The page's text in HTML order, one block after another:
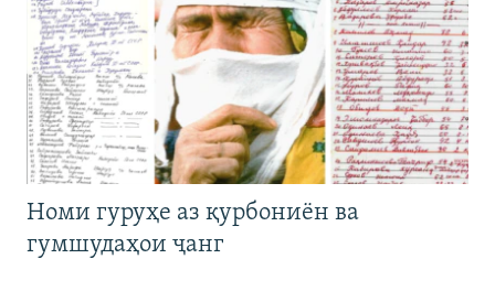
Номи гуруҳе аз қурбониён ва
гумшудаҳои ҷанг